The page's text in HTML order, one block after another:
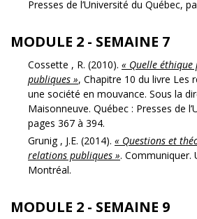
Presses de l’Université du Québec,
MODULE 2 - SEMAINE 7
Cossette , R. (2010). « Quelle
publiques », Chapitre 10 du livre Les
une société en mouvance. Sous la
Maisonneuve. Québec : Presses de
pages 367 à 394.
Grunig , J.E. (2014). « Questions et
relations publiques ». Communiquer.
Montréal.
MODULE 2 - SEMAINE 9